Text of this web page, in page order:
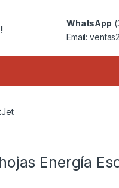
WhatsApp
Email:
Energía